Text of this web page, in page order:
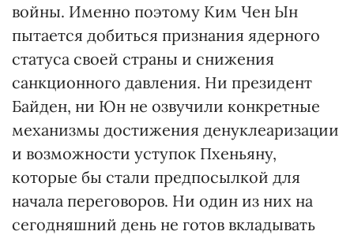
войны. Именно поэтому Ким Чен Ын
пытается добиться признания ядерного
статуса своей страны и снижения
санкционного давления. Ни президент
Байден, ни Юн не озвучили конкретные
механизмы достижения денуклеаризации
и возможности уступок Пхеньяну,
которые бы стали предпосылкой для
начала переговоров. Ни один из них на
сегодняшний день не готов вкладывать